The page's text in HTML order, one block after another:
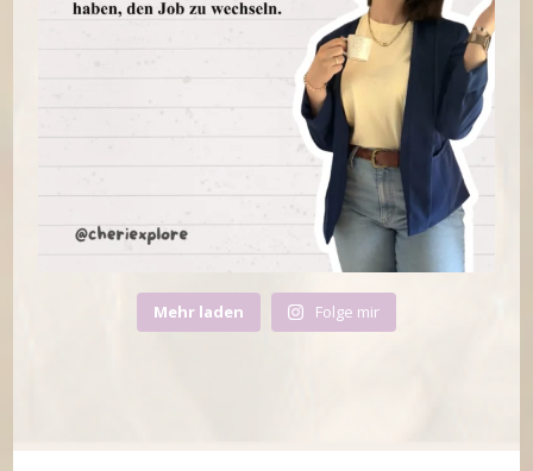
Mehr laden Folge mir